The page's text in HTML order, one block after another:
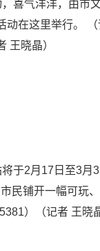
喜气洋洋，由市
动在这里举行。
王晓晶）
于2月17日至3月
民铺开一幅可玩
）（记者 王晓